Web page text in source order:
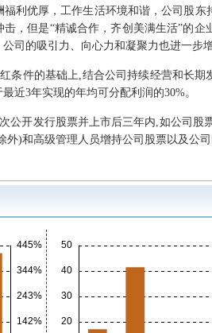
利优厚，工作生活环境和谐，公司股
，但是“精诚合作，齐创美满生活”的
司的吸引力、向心力和凝聚力也进一步
条件的基础上,结合公司持续经营和长
近3年实现的年均可分配利润的30%。
公开发行股票并上市后三年内,如公司股
外)和高级管理人员增持公司股票以及公